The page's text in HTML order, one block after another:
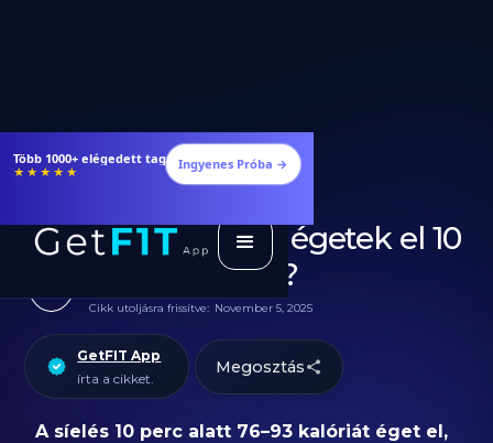
Étrendek, receptek és edzéstervek
★★★★★ Ingyenes Próba →
Hány kalóriát égetek el 10
perc síeléssel?
Cikk utoljásra frissítve: November 5, 2025
GetFIT App
írta a cikket.
Megosztás
A síelés 10 perc alatt 76–93 kalóriát éget el,